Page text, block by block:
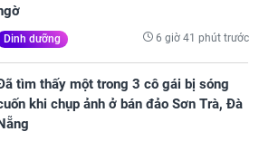
Dinh dưỡng 6 giờ 41 phút trước
tìm thấy một trong 3 cô gái bị sóng
khi chụp ảnh ở bán đảo Sơn Trà, Đà